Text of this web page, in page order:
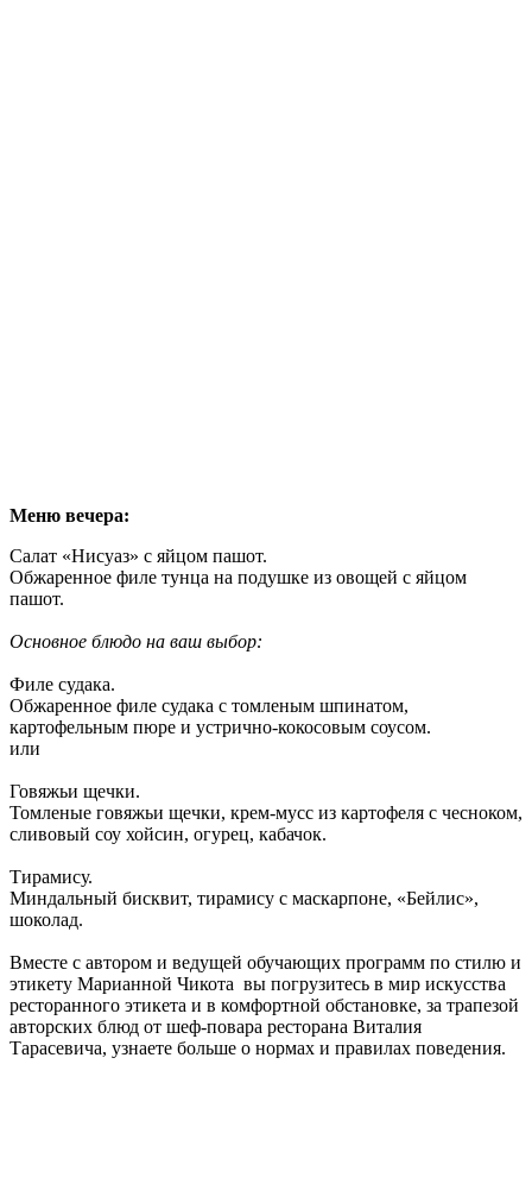
Меню вечера:
Салат «Нисуаз» с яйцом пашот.
Обжаренное филе тунца на подушке из овощей с яйцом
пашот.
Основное блюдо на ваш выбор:
Филе судака.
Обжаренное филе судака с томленым шпинатом,
картофельным пюре и устрично-кокосовым соусом.
или
Говяжьи щечки.
Томленые говяжьи щечки, крем-мусс из картофеля с чесноком,
сливовый соу хойсин, огурец, кабачок.
Тирамису.
Миндальный бисквит, тирамису с маскарпоне, «Бейлис»,
шоколад.
Вместе с автором и ведущей обучающих программ по стилю и
этикету Марианной Чикота вы погрузитесь в мир искусства
ресторанного этикета и в комфортной обстановке, за трапезой
авторских блюд от шеф-повара ресторана Виталия
Тарасевича, узнаете больше о нормах и правилах поведения.